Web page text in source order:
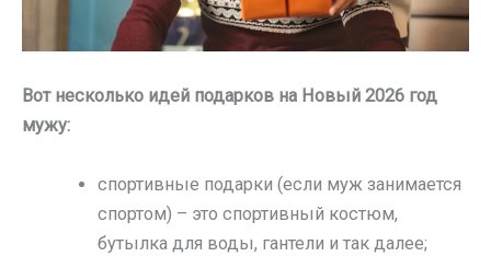
Вот несколько идей подарков на Новый 2026 год
мужу:
спортивные подарки (если муж занимается
спортом) – это спортивный костюм,
бутылка для воды, гантели и так далее;